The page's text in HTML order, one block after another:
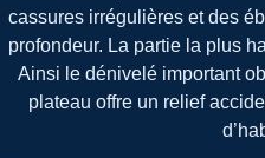
cassures irrégulières et des
profondeur. La partie la plus
Ainsi le dénivelé important
plateau offre un relief